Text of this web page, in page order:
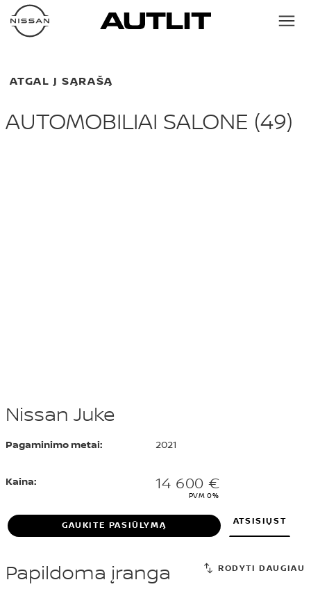
ATGAL Į SĄRAŠĄ
AUTOMOBILIAI SALONE (49)
Nissan Juke
Pagaminimo metai: 2021
Kaina: 14 600 €
PVM 0%
GAUKITE PASIŪLYMĄ ATSISIŲST
Papildoma įranga